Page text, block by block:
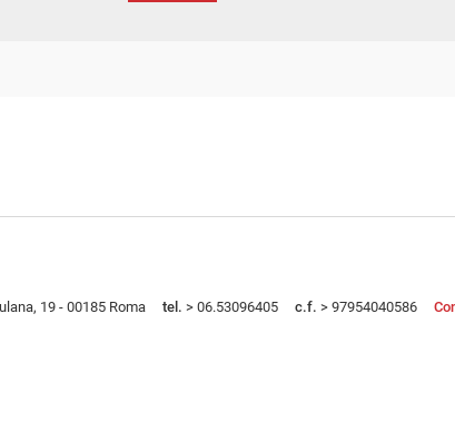
19 - 00185 Roma tel. > 06.53096405 c.f. > 97954040586